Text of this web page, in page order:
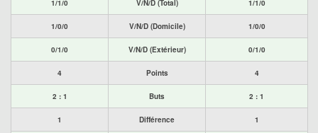
1/1/0 V/N/D (Total) 1/1/0
1/0/0 V/N/D (Domicile) 1/0/0
0/1/0 V/N/D (Extérieur) 0/1/0
4 Points 4
2 : 1 Buts 2 : 1
1 Différence 1